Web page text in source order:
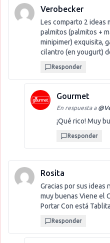
Verobecker
Les comparto 2 ideas
palmitos (palmitos +
minipimer) exquisita,
cilantro (en yougurt)
Responder
Gourmet
En respuesta a @
¡Qué rico! Muy
Responder
Rosita
Gracias por sus ideas
muy buenas Viene el
Portar Con está
Responder